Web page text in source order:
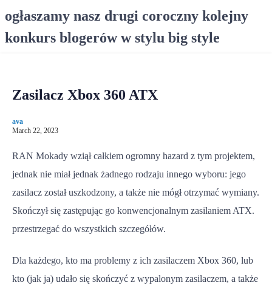
ogłaszamy nasz drugi coroczny kolejny
konkurs blogerów w stylu big style
Zasilacz Xbox 360 ATX
ava
March 22, 2023
RAN Mokady wziął całkiem ogromny hazard z tym projektem,
jednak nie miał jednak żadnego rodzaju innego wyboru: jego
zasilacz został uszkodzony, a także nie mógł otrzymać wymiany.
Skończył się zastępując go konwencjonalnym zasilaniem ATX.
przestrzegać do wszystkich szczegółów.
Dla każdego, kto ma problemy z ich zasilaczem Xbox 360, lub
kto (jak ja) udało się skończyć z wypalonym zasilaczem, a także